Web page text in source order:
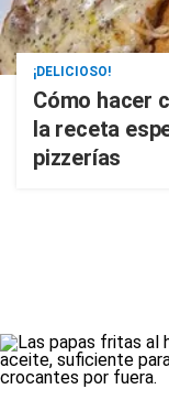
¡DELICIOSO!
Cómo hacer
la receta
pizzerías